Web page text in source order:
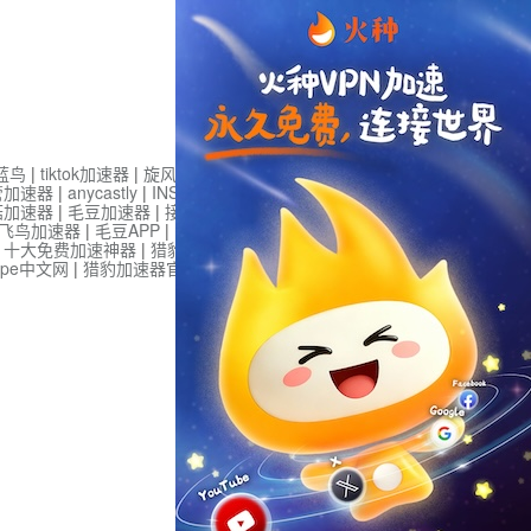
鸟 | tiktok加速器 | 旋风加速度器|旋风加速|
速器 | anycastly | INS加速器
INS加速器免费版
速器 | 毛豆加速器 | 接码平台 接码S| 西柚加速
鸟加速器 | 毛豆APP | |安卓vqn免费|一
十大免费加速神器 | 猎豹加速器|蚂蚁加速器| 坚
中文网 | 猎豹加速器官网 |烧饼哥加速器官网